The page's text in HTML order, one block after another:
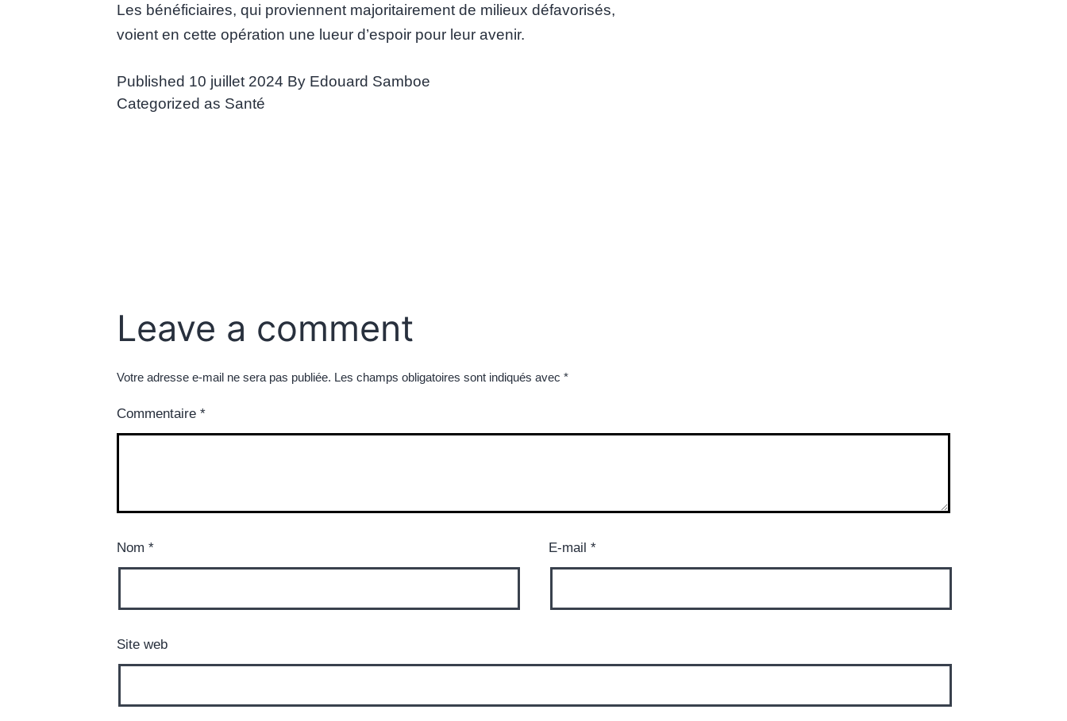
Les bénéficiaires, qui proviennent majoritairement de milieux défavorisés,
voient en cette opération une lueur d’espoir pour leur avenir.
Published 10 juillet 2024 By Edouard Samboe
Categorized as Santé
Leave a comment
Votre adresse e-mail ne sera pas publiée. Les champs obligatoires sont indiqués avec *
Commentaire *
Nom * E-mail *
Site web